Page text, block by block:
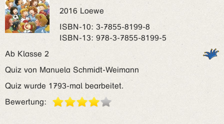
2016 Loewe
ISBN‑10: 3-7855-8199-8
ISBN‑13: 978-3-7855-8199-5
Ab Klasse 2
Quiz von Manuela Schmidt-Weimann
Quiz wurde 1793-mal bearbeitet.
Bewertung: